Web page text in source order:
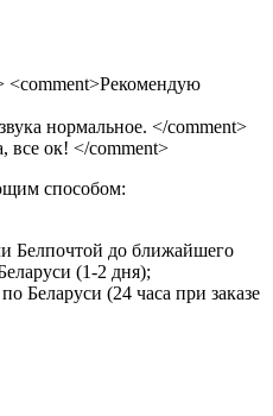
<comment>Рекомендую
нормальное. </comment>
все ок! </comment>
способом:
Белпочтой до ближайшего
(1-2 дня);
Беларуси (24 часа при заказе